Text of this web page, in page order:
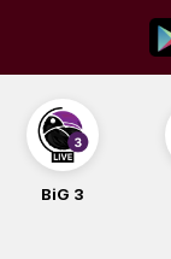
content
BiG 3